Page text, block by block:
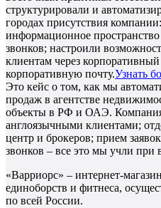
структурировали и
городах присутствия
информационное
звонков; настроили
клиентам через
корпоративную почту.Узнать
Это кейс о том, как мы
продаж в агентстве
объекты в РФ и ОАЭ. Компания
англоязычными клиентами;
центр и брокеров; прием
звонков – все это мы учли при
«Варриорс» – интернет-
единоборств и фитнеса,
по всей России.